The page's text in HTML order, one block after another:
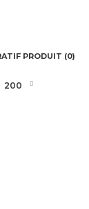
PRODUIT (0)